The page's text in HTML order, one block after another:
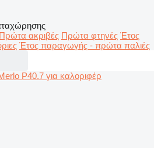
Πρώτα ακριβές Πρώτα φτηνές Έτος
Έτος παραγωγής - πρώτα παλιές